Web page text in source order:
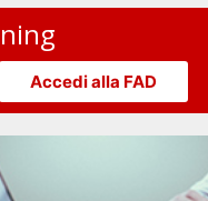
Accedi alla FAD